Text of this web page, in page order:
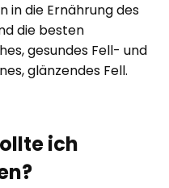
in die Ernährung des
die besten
gesundes Fell- und
glänzendes Fell.
ich